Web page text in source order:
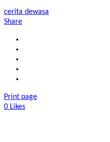
cerita dewasa
Share
Print page
0 Likes